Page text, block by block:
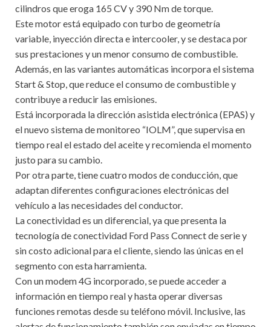
cilindros que eroga 165 CV y 390 Nm de torque.
Este motor está equipado con turbo de geometría
variable, inyección directa e intercooler, y se destaca por
sus prestaciones y un menor consumo de combustible.
Además, en las variantes automáticas incorpora el sistema
Start & Stop, que reduce el consumo de combustible y
contribuye a reducir las emisiones.
Está incorporada la dirección asistida electrónica (EPAS) y
el nuevo sistema de monitoreo “IOLM”, que supervisa en
tiempo real el estado del aceite y recomienda el momento
justo para su cambio.
Por otra parte, tiene cuatro modos de conducción, que
adaptan diferentes configuraciones electrónicas del
vehículo a las necesidades del conductor.
La conectividad es un diferencial, ya que presenta la
tecnología de conectividad Ford Pass Connect de serie y
sin costo adicional para el cliente, siendo las únicas en el
segmento con esta harramienta.
Con un modem 4G incorporado, se puede acceder a
información en tiempo real y hasta operar diversas
funciones remotas desde su teléfono móvil. Inclusive, las